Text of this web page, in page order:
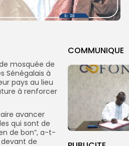
COMMUNIQUE
mosquée de
Sénégalais à
pays au lieu
à renforcer
avancer
qui sont de
de bon”, a-t-
de